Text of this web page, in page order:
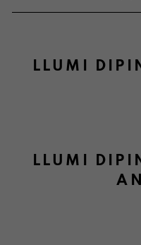
LLUMI
LLUMI